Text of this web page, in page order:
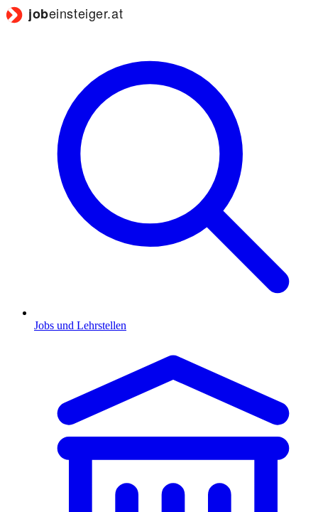
Jobs und Lehrstellen